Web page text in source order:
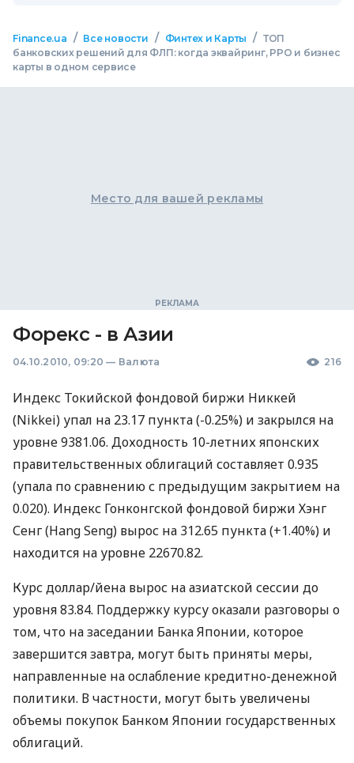
Finance.ua / Все новости / Финтех и Карты / ТОП
банковских решений для ФЛП: когда эквайринг, РРО и бизнес
карты в одном сервисе
Место для вашей рекламы
Форекс - в Азии
04.10.2010, 09:20 — Валюта 216
Индекс Токийской фондовой биржи Никкей
(Nikkei) упал на 23.17 пункта (-0.25%) и закрылся на
уровне 9381.06. Доходность 10-летних японских
правительственных облигаций составляет 0.935
(упала по сравнению с предыдущим закрытием на
0.020). Индекс Гонконгской фондовой биржи Хэнг
Сенг (Hang Seng) вырос на 312.65 пункта (+1.40%) и
находится на уровне 22670.82.
Курс доллар/йена вырос на азиатской сессии до
уровня 83.84. Поддержку курсу оказали разговоры о
том, что на заседании Банка Японии, которое
завершится завтра, могут быть приняты меры,
направленные на ослабление кредитно-денежной
политики. В частности, могут быть увеличены
объемы покупок Банком Японии государственных
облигаций.